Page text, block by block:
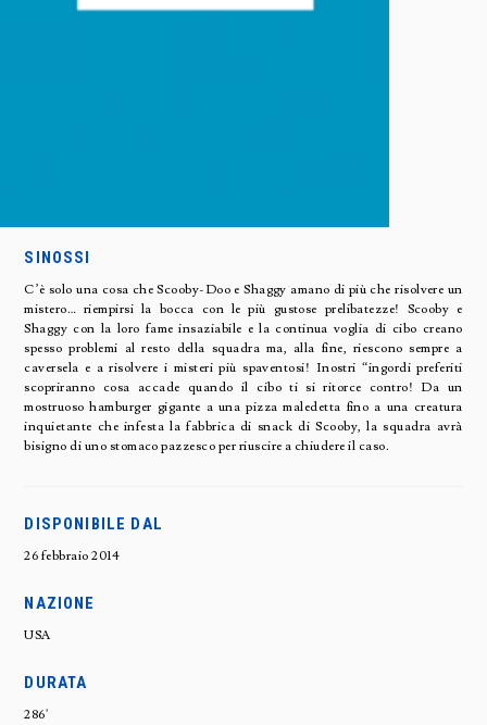
SINOSSI
C’è solo una cosa che Scooby-Doo e Shaggy amano di più che risolvere un
mistero… riempirsi la bocca con le più gustose prelibatezze! Scooby e
Shaggy con la loro fame insaziabile e la continua voglia di cibo creano
spesso problemi al resto della squadra ma, alla fine, riescono sempre a
caversela e a risolvere i misteri più spaventosi! Inostri “ingordi preferiti
scopriranno cosa accade quando il cibo ti si ritorce contro! Da un
mostruoso hamburger gigante a una pizza maledetta fino a una creatura
inquietante che infesta la fabbrica di snack di Scooby, la squadra avrà
bisigno di uno stomaco pazzesco per riuscire a chiudere il caso.
DISPONIBILE DAL
26 febbraio 2014
NAZIONE
USA
DURATA
286'